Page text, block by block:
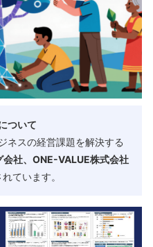
ついて
ネスの経営課題を解決する
社、ONE-VALUE株式会社
ています。